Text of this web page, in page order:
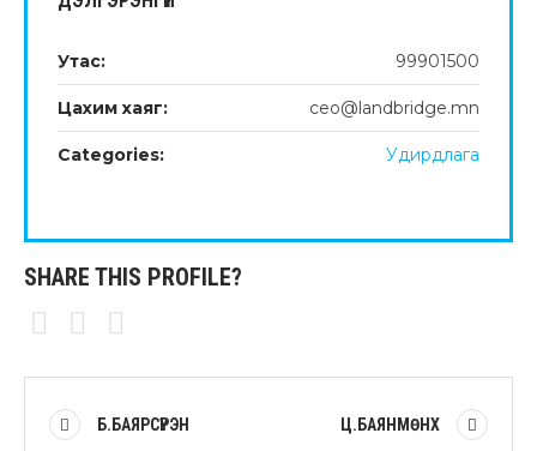
Утас: 99901500
Цахим хаяг: ceo@landbridge.mn
Categories: Удирдлага
SHARE THIS PROFILE?
Б.БАЯРСҮРЭН Ц.БАЯНМӨНХ